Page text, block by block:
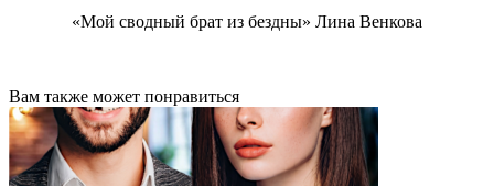
«Мой сводный брат из бездны» Лина Венкова
Вам также может понравиться